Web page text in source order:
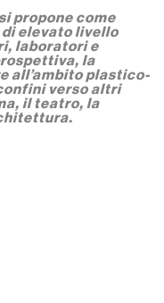
propone come
elevato livello
laboratori e
la
all’ambito plastico-
verso altri
il teatro, la